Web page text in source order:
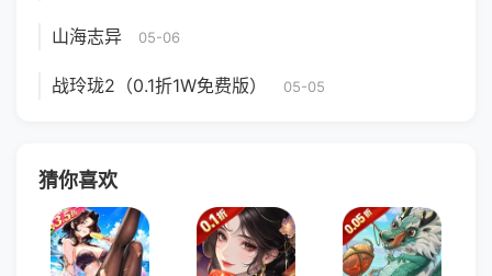
山海志异 05-06
战玲珑2（0.1折1W免费版） 05-05
猜你喜欢